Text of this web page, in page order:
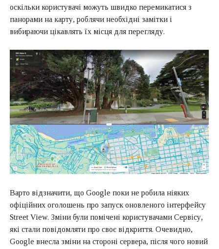
оскільки користувачі можуть швидко перемикатися з
панорами на карту, роблячи необхідні замітки і
вибираючи цікавлять їх місця для перегляду.
Варто відзначити, що Google поки не робила ніяких
офіційних оголошень про запуск оновленого інтерфейсу
Street View. Зміни були помічені користувачами Сервісу,
які стали повідомляти про своє відкриття. Очевидно,
Google внесла зміни на стороні сервера, після чого новий